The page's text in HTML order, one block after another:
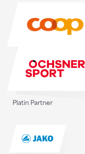
Platin Partner